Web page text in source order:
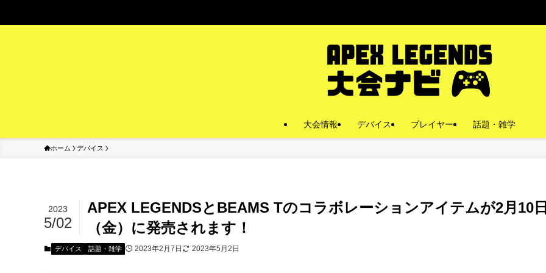
大会情報 デバイス プレイヤー 話題・雑学
ホーム デバイス
APEX LEGENDSとBEAMS Tのコラボレーションアイテムが2月10
（金）に発売されます！
2023
5/02
デバイス 話題・雑学 2023年2月7日 2023年5月2日